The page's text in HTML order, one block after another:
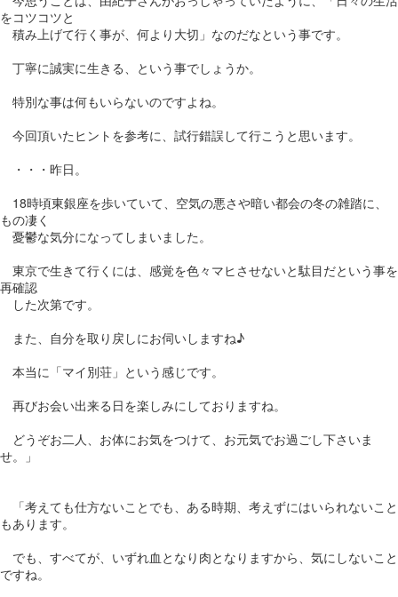
をコツコツと
積み上げて行く事が、何より大切」なのだなという事です。
丁寧に誠実に生きる、という事でしょうか。
特別な事は何もいらないのですよね。
今回頂いたヒントを参考に、試行錯誤して行こうと思います。
・・・昨日。
18時頃東銀座を歩いていて、空気の悪さや暗い都会の冬の雑踏に、
もの凄く
憂鬱な気分になってしまいました。
東京で生きて行くには、感覚を色々マヒさせないと駄目だという事を
再確認
した次第です。
また、自分を取り戻しにお伺いしますね♪
本当に「マイ別荘」という感じです。
再びお会い出来る日を楽しみにしておりますね。
どうぞお二人、お体にお気をつけて、お元気でお過ごし下さいま
せ。」
「考えても仕方ないことでも、ある時期、考えずにはいられないこと
もあります。
でも、すべてが、いずれ血となり肉となりますから、気にしないこと
ですね。